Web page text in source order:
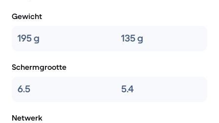
Gewicht
195 g 135 g
Schermgrootte
6.5 5.4
Netwerk